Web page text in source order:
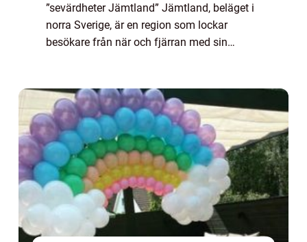
”sevärdheter Jämtland” Jämtland, beläget i
norra Sverige, är en region som lockar
besökare från när och fjärran med sin